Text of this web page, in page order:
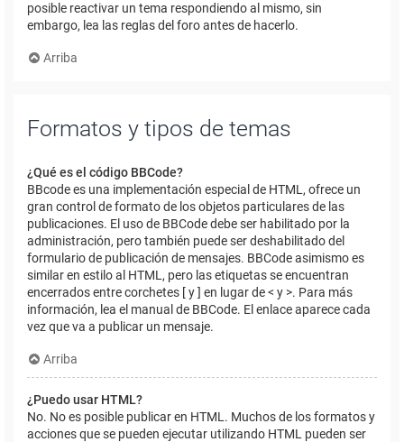
posible reactivar un tema respondiendo al mismo, sin
embargo, lea las reglas del foro antes de hacerlo.
Arriba
Formatos y tipos de temas
¿Qué es el código BBCode?
BBcode es una implementación especial de HTML, ofrece un
gran control de formato de los objetos particulares de las
publicaciones. El uso de BBCode debe ser habilitado por la
administración, pero también puede ser deshabilitado del
formulario de publicación de mensajes. BBCode asimismo es
similar en estilo al HTML, pero las etiquetas se encuentran
encerrados entre corchetes [ y ] en lugar de < y >. Para más
información, lea el manual de BBCode. El enlace aparece cada
vez que va a publicar un mensaje.
Arriba
¿Puedo usar HTML?
No. No es posible publicar en HTML. Muchos de los formatos y
acciones que se pueden ejecutar utilizando HTML pueden ser